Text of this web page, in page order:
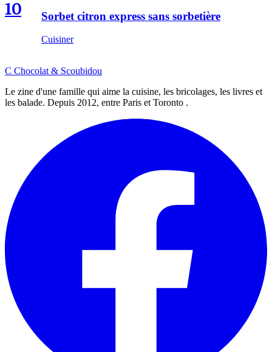
10 Sorbet citron express sans sorbetière
Cuisiner
C Chocolat & Scoubidou
Le zine d'une famille qui aime la cuisine, les bricolages, les livres et
les balade. Depuis 2012, entre Paris et Toronto .